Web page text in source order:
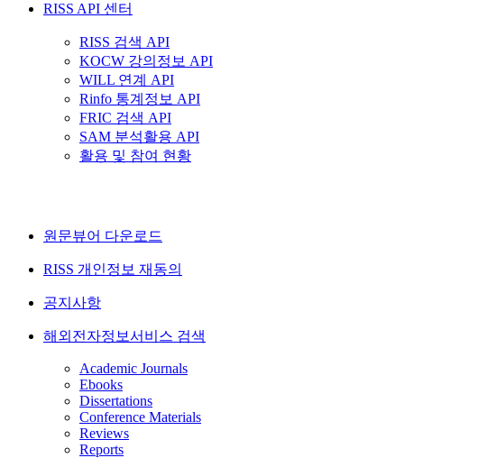
RISS API 센터
RISS 검색 API
KOCW 강의정보 API
WILL 연계 API
Rinfo 통계정보 API
FRIC 검색 API
SAM 분석활용 API
활용 및 참여 현황
원문뷰어 다운로드
RISS 개인정보 재동의
공지사항
해외전자정보서비스 검색
Academic Journals
Ebooks
Dissertations
Conference Materials
Reviews
Reports